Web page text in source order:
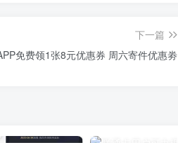
下一篇
免费领1张8元优惠券 周六寄件优惠劵